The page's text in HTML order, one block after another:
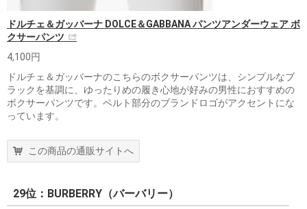
ドルチェ＆ガッバーナ DOLCE＆GABBANA パンツアンダーウェア ボ
クサーパンツ
4,100円
ドルチェ＆ガッバーナのこちらのボクサーパンツは、シンプルなブ
ラックを基調に、ゆったりめの履き心地が好みの男性におすすめの
ボクサーパンツです。ベルト部分のブランドロゴがアクセントにな
っています。
この商品の通販サイトへ
29位：BURBERRY（バーバリー）